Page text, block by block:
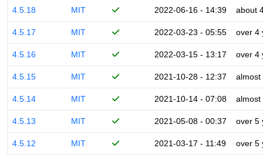
4.5.18 MIT 2022-06-16 - 14:39 about
4.5.17 MIT 2022-03-23 - 05:55 over 4
4.5.16 MIT 2022-03-15 - 13:17 over 4
4.5.15 MIT 2021-10-28 - 12:37 almost
4.5.14 MIT 2021-10-14 - 07:08 almost
4.5.13 MIT 2021-05-08 - 00:37 over 5
4.5.12 MIT 2021-03-17 - 11:49 over 5